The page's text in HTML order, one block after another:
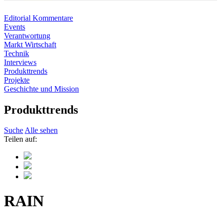
Editorial Kommentare
Events
Verantwortung
Markt Wirtschaft
Technik
Interviews
Produkttrends
Projekte
Geschichte und Mission
Produkttrends
SucheAlle sehen
Teilen auf:
RAIN